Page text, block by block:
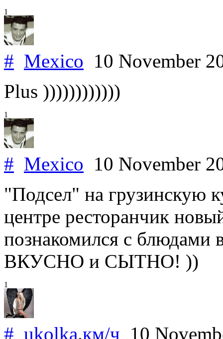
1
# Mexico 10 November
Plus ))))))))))))
1
# Mexico 10 November
"Подсел" на грузинскую
центре ресторанчик
познакомился с блюдами
ВКУСНО и СЫТНО! ))
1
# ukolka.км/ч 10